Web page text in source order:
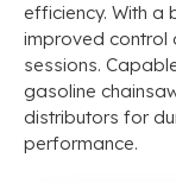
efficiency. With a
improved control
sessions.
gasoline
distributors for
performance.